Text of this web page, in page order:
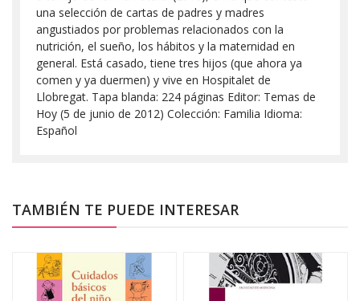
una selección de cartas de padres y madres
angustiados por problemas relacionados con la
nutrición, el sueño, los hábitos y la maternidad en
general. Está casado, tiene tres hijos (que ahora ya
comen y ya duermen) y vive en Hospitalet de
Llobregat. Tapa blanda: 224 páginas Editor: Temas de
Hoy (5 de junio de 2012) Colección: Familia Idioma:
Español
TAMBIÉN TE PUEDE INTERESAR